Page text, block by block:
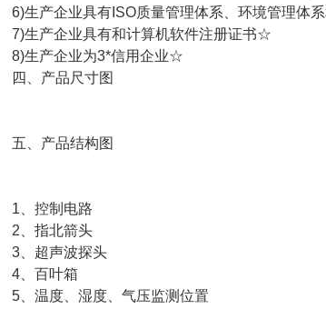
产企业具有ISO质量管理体系、环境管理体系
产企业具有和计算机软件注册证书☆
产企业为3*信用企业☆
产品尺寸图
产品结构图
控制电路
指北箭头
超声波探头
百叶箱
温度、湿度、气压监测位置